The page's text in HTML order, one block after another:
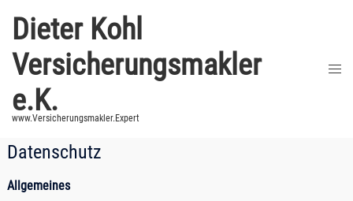
Inhalt
springen
Dieter Kohl
Versicherungsmakler
e.K.
www.Versicherungsmakler.Expert
Datenschutz
Allgemeines